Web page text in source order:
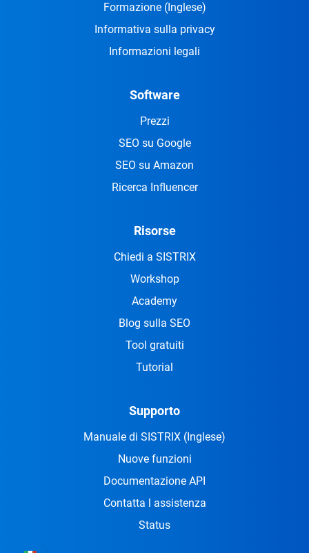
Formazione (Inglese)
Informativa sulla privacy
Informazioni legali
Software
Prezzi
SEO su Google
SEO su Amazon
Ricerca Influencer
Risorse
Chiedi a SISTRIX
Workshop
Academy
Blog sulla SEO
Tool gratuiti
Tutorial
Supporto
Manuale di SISTRIX (Inglese)
Nuove funzioni
Documentazione API
Contatta l assistenza
Status